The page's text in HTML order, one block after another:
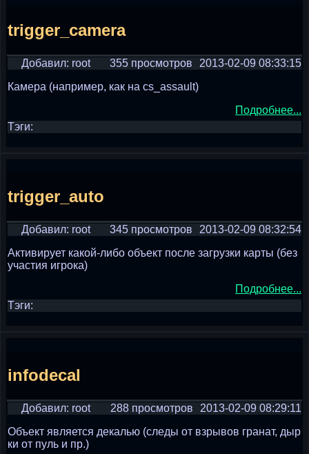
trigger_camera
Добавил: root 2013-02-09 08:33:15
355 просмотров
Камера (например, как на cs_assault)
Подробнее...
Тэги:
trigger_auto
Добавил: root 2013-02-09 08:32:54
345 просмотров
Активирует какой-либо объект после загрузки карты (без
участия игрока)
Подробнее...
Тэги:
infodecal
Добавил: root 2013-02-09 08:29:11
288 просмотров
Объект является декалью (следы от взрывов гранат, дыр
ки от пуль и пр.)